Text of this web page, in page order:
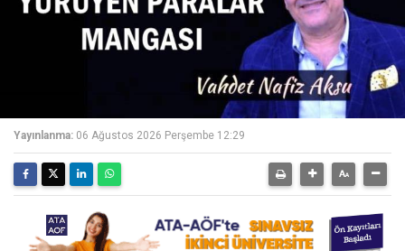
Yayınlanma: 06 Ağustos 2026 Perşembe 12:29